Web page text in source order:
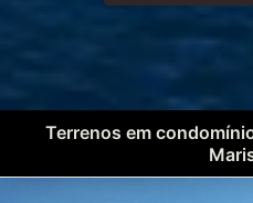
Terrenos em